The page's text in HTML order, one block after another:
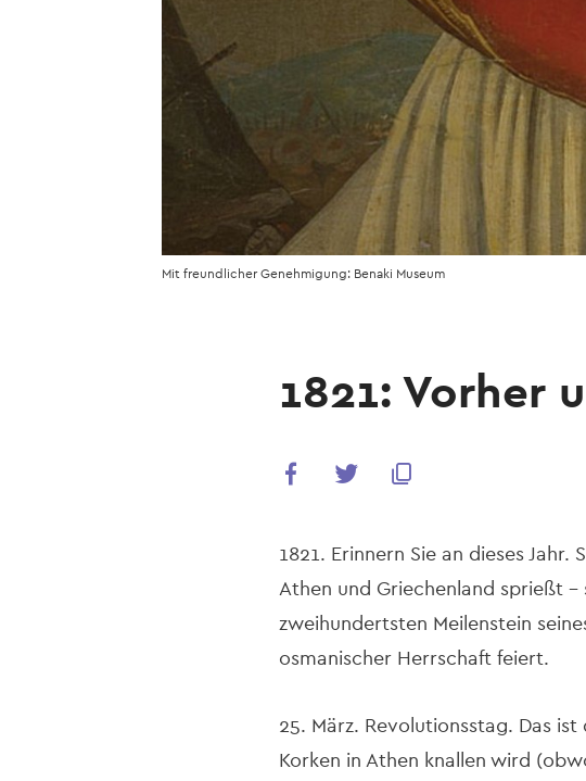
Mit freundlicher Genehmigung: Benaki Museum
1821: Vorher
1821. Erinnern Sie an dieses
Athen und Griechenland sprießt
zweihundertsten Meilenstein
osmanischer Herrschaft feiert.
25. März. Revolutionsstag. Das
Korken in Athen knallen wird